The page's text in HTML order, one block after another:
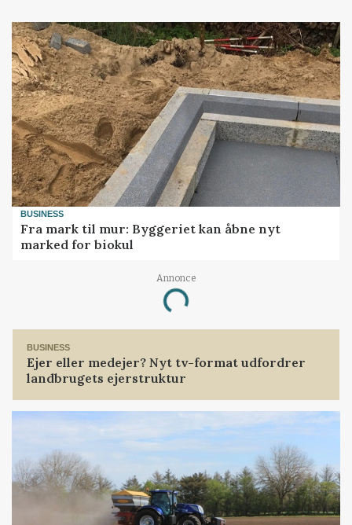
BUSINESS
Fra mark til mur: Byggeriet kan åbne nyt
marked for biokul
Annonce
Loading...
BUSINESS
Ejer eller medejer? Nyt tv-format udfordrer
landbrugets ejerstruktur